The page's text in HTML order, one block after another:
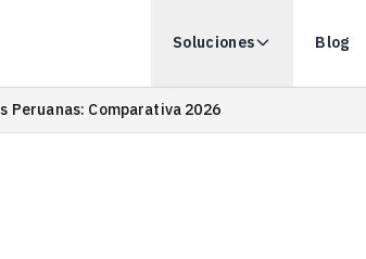
Soluciones Blog
Peruanas: Comparativa 2026